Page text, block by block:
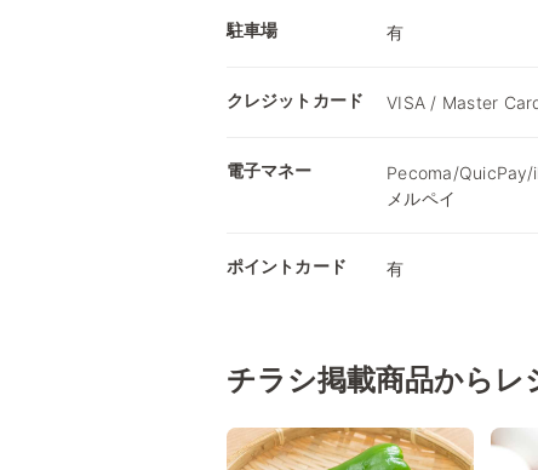
駐車場 有
クレジットカード VISA / Master
電子マネー
Pecoma/QuicPay/
メルペイ
ポイントカード 有
チラシ掲載商品からレ